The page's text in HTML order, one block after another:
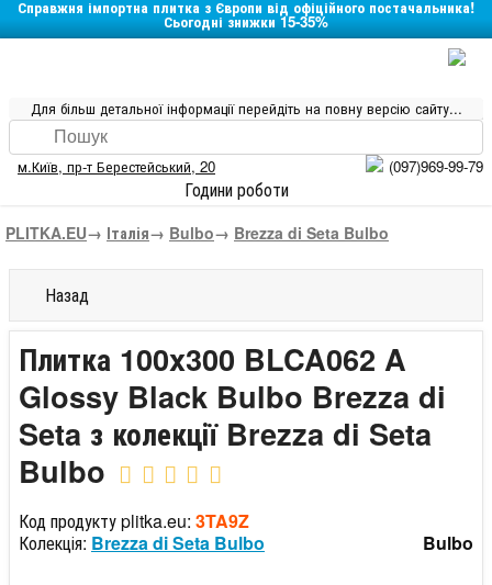
Справжня імпортна плитка з Європи від офіційного постачальника!
Сьогодні знижки 15-35%
Для більш детальної інформації перейдіть на повну версію сайту...
м.Київ, пр-т Берестейський, 20 (097)969-99-79
Години роботи
PLITKA.EU→ Італія→ Bulbo→ Brezza di Seta Bulbo
Назад
Плитка 100x300 BLCA062 A
Glossy Black Bulbo Brezza di
Seta з колекції Brezza di Seta
Bulbo
Код продукту plitka.eu: 3TA9Z
Колекція: Brezza di Seta Bulbo Bulbo